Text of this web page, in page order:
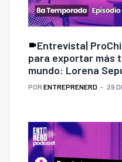
Entrevista|
para exportar más
mundo: Lorena
POR ENTREPRENERD 29